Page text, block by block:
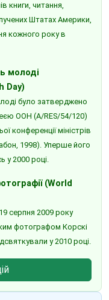
книги, читання,
Штатах Америки,
кожного року в
молоді
Day)
було затверджено
ООН (A/RES/54/120)
конференції міністрів
1998). Уперше його
у 2000 році.
(World
серпня 2009 року
фотографом Корскі
у 2010 році.